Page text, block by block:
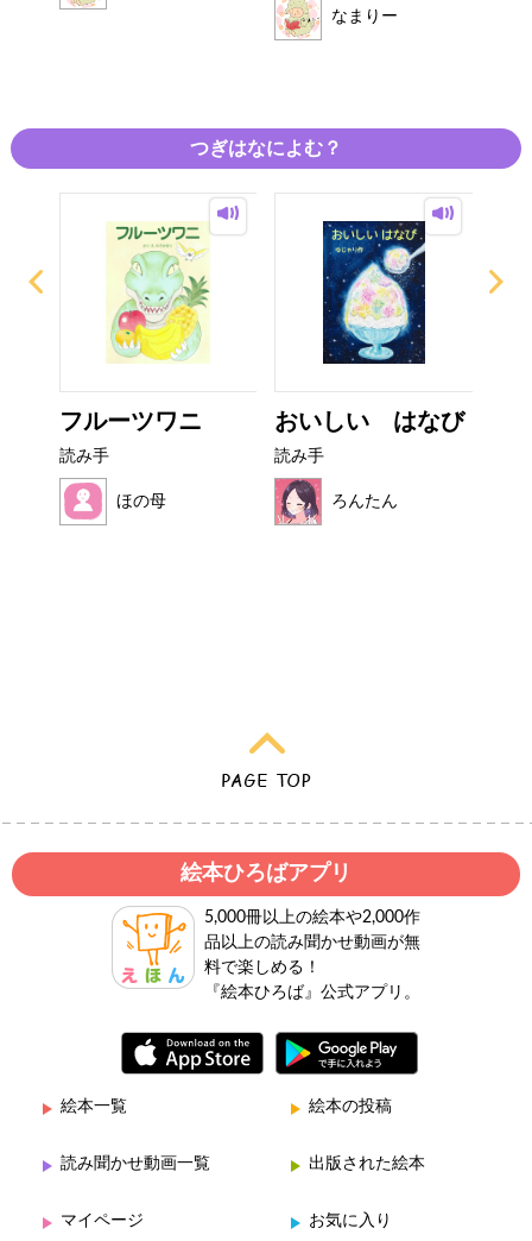
なまりー
つぎはなによむ？
フルーツワニ
読み手
ほの母
おいしい はなび
読み手
ろんたん
絵本ひろばアプリ
5,000冊以上の絵本や2,000作
品以上の読み聞かせ動画が無
料で楽しめる！
『絵本ひろば』公式アプリ。
絵本一覧 絵本の投稿
読み聞かせ動画一覧 出版された絵本
マイページ お気に入り